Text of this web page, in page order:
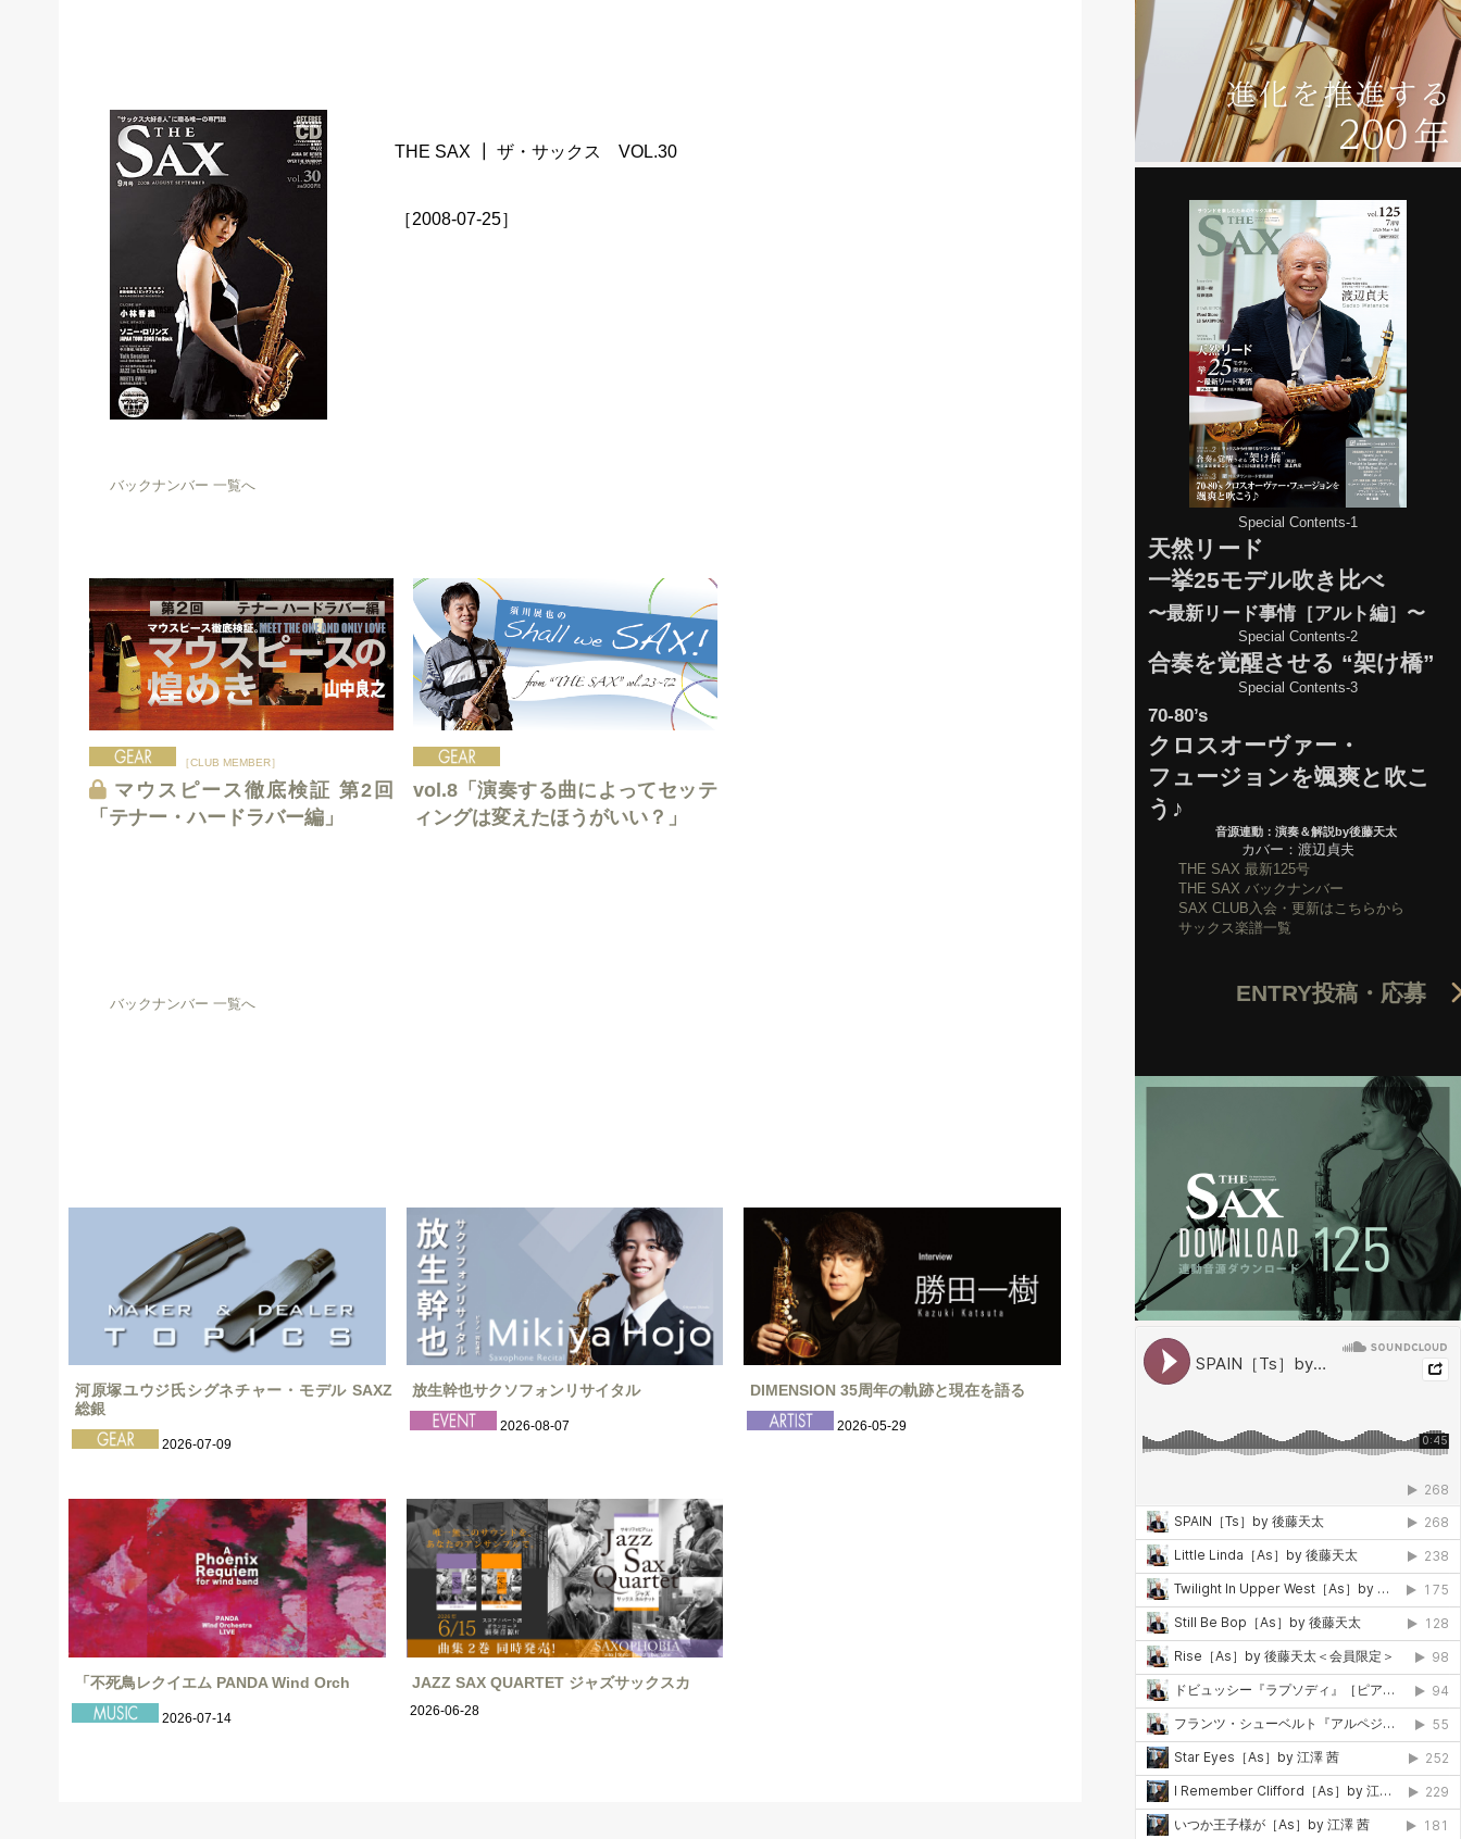
THE SAX ┃ ザ・サックス VOL.30
［2008-07-25］
バックナンバー 一覧へ
［CLUB MEMBER］
マウスピース徹底検証 第2回
「テナー・ハードラバー編」
vol.8「演奏する曲によってセッテ
ィングは変えたほうがいい？」
バックナンバー 一覧へ
河原塚ユウジ氏シグネチャー・モデル SAXZ
総銀
2026-07-09
放生幹也サクソフォンリサイタル
2026-08-07
DIMENSION 35周年の軌跡と現在を語る
2026-05-29
「不死鳥レクイエム PANDA Wind Orch
2026-07-14
JAZZ SAX QUARTET ジャズサックスカ
2026-06-28
Special Contents-1
天然リード
一挙25モデル吹き比べ
〜最新リード事情［アルト編］〜
Special Contents-2
合奏を覚醒させる “架け橋”
Special Contents-3
70-80’s
クロスオーヴァー・
フュージョンを颯爽と吹こ
う♪
音源連動：演奏＆解説by後藤天太
カバー：渡辺貞夫
THE SAX 最新125号
THE SAX バックナンバー
SAX CLUB入会・更新はこちらから
サックス楽譜一覧
ENTRY投稿・応募